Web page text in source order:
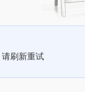
刷新重试